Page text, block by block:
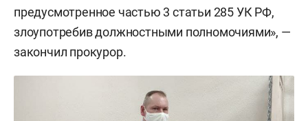
предусмотренное частью 3 статьи 285 УК РФ,
злоупотребив должностными полномочиями», —
закончил прокурор.